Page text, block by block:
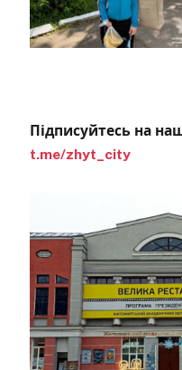
Підписуйтесь на
t.me/zhyt_city